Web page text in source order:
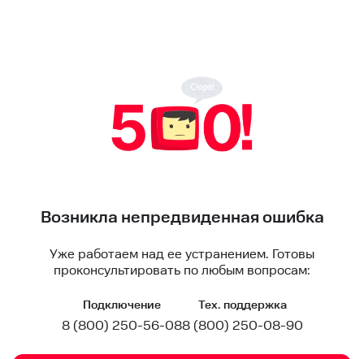
Возникла непредвиденная ошибка
Уже работаем над ее устранением. Готовы
проконсультировать по любым вопросам:
Подключение
8 (800) 250-56-08
Тех. поддержка
8 (800) 250-08-90